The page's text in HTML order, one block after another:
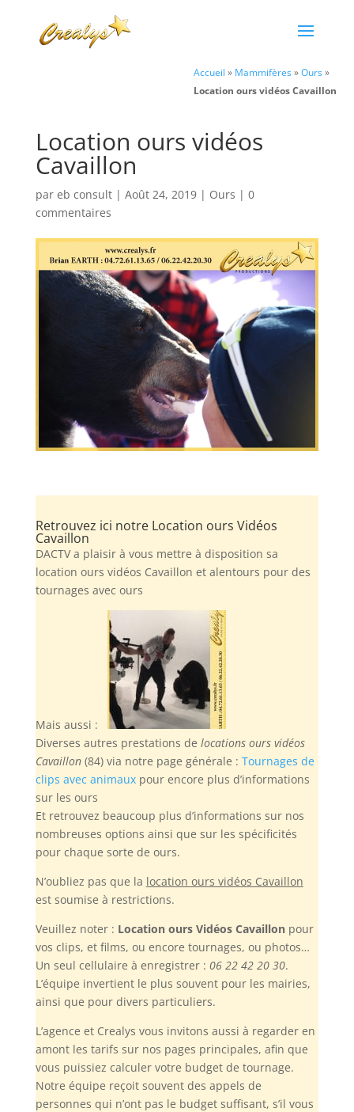
Accueil » Mammifères»Ours»
Location ours vidéos Cavaillon
Location ours vidéos
Cavaillon
par eb consult| Août 24, 2019| Ours | 0
commentaires
Retrouvez ici notre Location ours Vidéos
Cavaillon
DACTV a plaisir à vous mettre à disposition sa
location ours vidéos Cavaillon et alentours pour des
tournages avec ours
Mais aussi :
Diverses autres prestations de locations ours vidéos
Cavaillon(84) via notre page générale : Tournages de
clips avec animauxpour encore plus d’informations
sur les ours
Et retrouvez beaucoup plus d’informations sur nos
nombreuses options ainsi que sur les spécificités
pour chaque sorte de ours.
N’oubliez pas que la location ours vidéos Cavaillon
est soumise à restrictions.
Veuillez noter : Location ours Vidéos Cavaillonpour
vos clips, et films, ou encore tournages, ou photos…
Un seul cellulaire à enregistrer : 06 22 42 20 30.
L’équipe invertient le plus souvent pour les mairies,
ainsi que pour divers particuliers.
L’agence et Crealys vous invitons aussi à regarder en
amont les tarifs sur nos pages principales, afin que
vous puissiez calculer votre budget de tournage.
Notre équipe reçoit souvent des appels de
personnes qui n’ont pas le budget suffisant, s’il vous